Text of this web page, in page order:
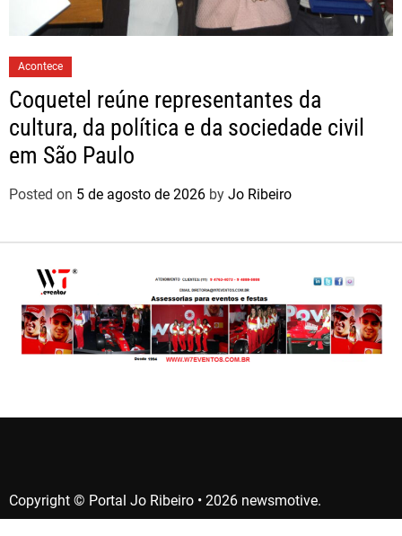
Acontece
Coquetel reúne representantes da
cultura, da política e da sociedade civil
em São Paulo
Posted on 5 de agosto de 2026 by Jo Ribeiro
Copyright © Portal Jo Ribeiro • 2026 newsmotive.